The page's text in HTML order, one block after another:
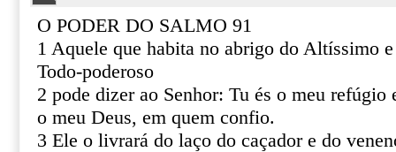
O PODER DO SALMO 91
1 Aquele que habita no abrigo do Altíssimo
Todo-poderoso
2 pode dizer ao Senhor: Tu és o meu refúgio
o meu Deus, em quem confio.
3 Ele o livrará do laço do caçador e do